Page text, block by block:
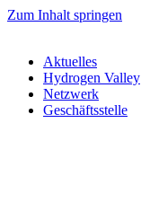
Zum Inhalt springen
Aktuelles
Hydrogen Valley
Netzwerk
Geschäftsstelle